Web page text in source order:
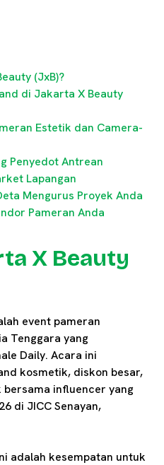
(JxB)?
di Jakarta X Beauty
Estetik dan Camera-
Penyedot Antrean
Lapangan
Mengurus Proyek Anda
Pameran Anda
X Beauty
event pameran
Tenggara yang
Daily. Acara ini
kosmetik, diskon besar,
influencer yang
di JICC Senayan,
adalah kesempatan untuk